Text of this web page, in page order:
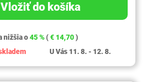
Vložiť do košíka
nižšia o45 % (€ 14,70)
U Vás 11. 8. - 12. 8.